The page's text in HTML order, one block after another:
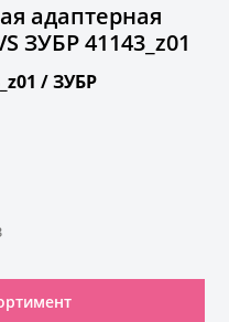
адаптерная
ЗУБР 41143_z01
/ЗУБР